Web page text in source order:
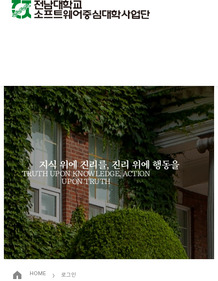
지식 위에 진리를, 진리 위에 행동을
TRUTH UPON KNOWLEDGE, ACTION
UPON TRUTH
HOME › 로그인